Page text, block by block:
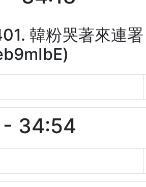
韓粉哭著來連
34:54